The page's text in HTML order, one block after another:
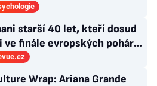
snídani užívají i místní
starší 40 let, kteří dosud
ve finále evropských pohárů.
odešli ze hřiště jako
Wrap: Ariana Grande